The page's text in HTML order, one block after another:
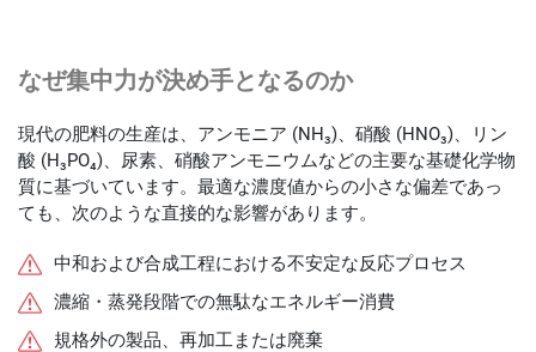
なぜ集中力が決め手となるのか
現代の肥料の生産は、アンモニア (NH₃)、硝酸 (HNO₃)、リン
酸 (H₃PO₄)、尿素、硝酸アンモニウムなどの主要な基礎化学物
質に基づいています。最適な濃度値からの小さな偏差であっ
ても、次のような直接的な影響があります。
中和および合成工程における不安定な反応プロセス
濃縮・蒸発段階での無駄なエネルギー消費
規格外の製品、再加工または廃棄